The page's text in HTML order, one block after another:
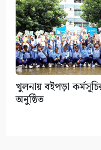
খুলনায় বইপড়া
অনুষ্ঠিত